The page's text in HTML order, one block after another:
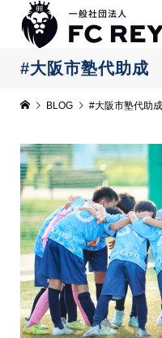
#大阪市塾代助成
BLOG #大阪市塾代助成